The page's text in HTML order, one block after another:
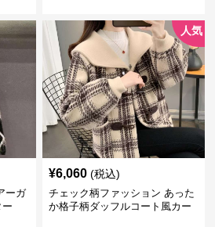
ーガ
人気
¥6,060 (税込)
チェック柄ファッション あった
か格子柄ダッフルコート風カー